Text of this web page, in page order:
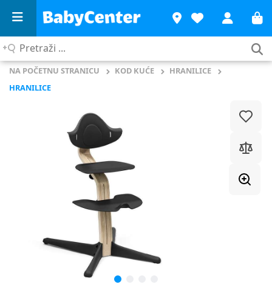
Pretraži
NA POČETNU STRANICU KOD KUĆE
HRANILICE
HRANILICE